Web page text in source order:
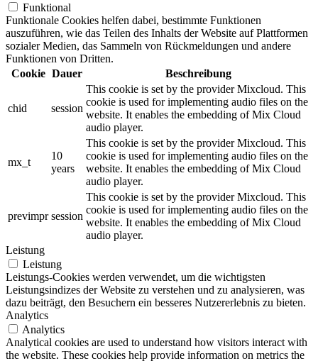
Funktional
Funktionale Cookies helfen dabei, bestimmte Funktionen
auszuführen, wie das Teilen des Inhalts der Website auf Plattformen
sozialer Medien, das Sammeln von Rückmeldungen und andere
Funktionen von Dritten.
Cookie Dauer Beschreibung
chid session
This cookie is set by the provider Mixcloud. This
cookie is used for implementing audio files on the
website. It enables the embedding of Mix Cloud
audio player.
mx_t
10
years
This cookie is set by the provider Mixcloud. This
cookie is used for implementing audio files on the
website. It enables the embedding of Mix Cloud
audio player.
previmpr session
This cookie is set by the provider Mixcloud. This
cookie is used for implementing audio files on the
website. It enables the embedding of Mix Cloud
audio player.
Leistung
Leistung
Leistungs-Cookies werden verwendet, um die wichtigsten
Leistungsindizes der Website zu verstehen und zu analysieren, was
dazu beiträgt, den Besuchern ein besseres Nutzererlebnis zu bieten.
Analytics
Analytics
Analytical cookies are used to understand how visitors interact with
the website. These cookies help provide information on metrics the